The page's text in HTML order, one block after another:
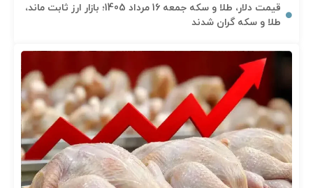
قیمت دلار، طلا و سکه جمعه 16 مرداد 1405؛ بازار ارز ثابت ماند،
طلا و سکه گران شدند